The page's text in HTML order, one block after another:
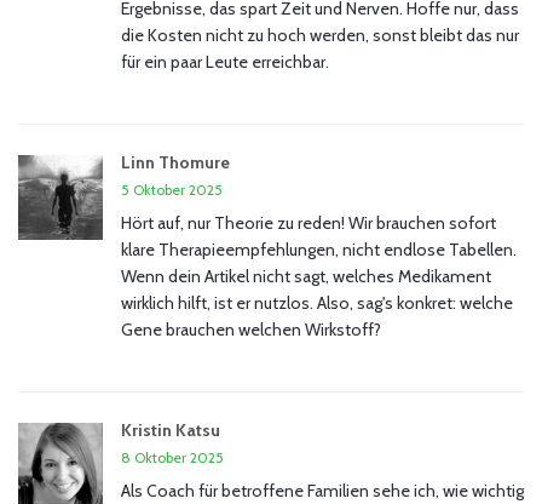
Ergebnisse, das spart Zeit und Nerven. Hoffe nur, dass
die Kosten nicht zu hoch werden, sonst bleibt das nur
für ein paar Leute erreichbar.
Linn Thomure
5 Oktober 2025
Hört auf, nur Theorie zu reden! Wir brauchen sofort
klare Therapieempfehlungen, nicht endlose Tabellen.
Wenn dein Artikel nicht sagt, welches Medikament
wirklich hilft, ist er nutzlos. Also, sag's konkret: welche
Gene brauchen welchen Wirkstoff?
Kristin Katsu
8 Oktober 2025
Als Coach für betroffene Familien sehe ich, wie wichtig